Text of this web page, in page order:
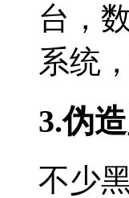
台，
系统
3.伪
不少